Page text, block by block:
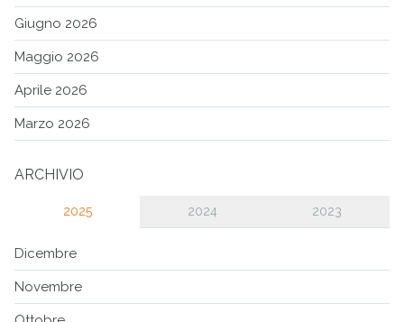
Giugno 2026
Maggio 2026
Aprile 2026
Marzo 2026
ARCHIVIO
2025 2024 2023
Dicembre
Novembre